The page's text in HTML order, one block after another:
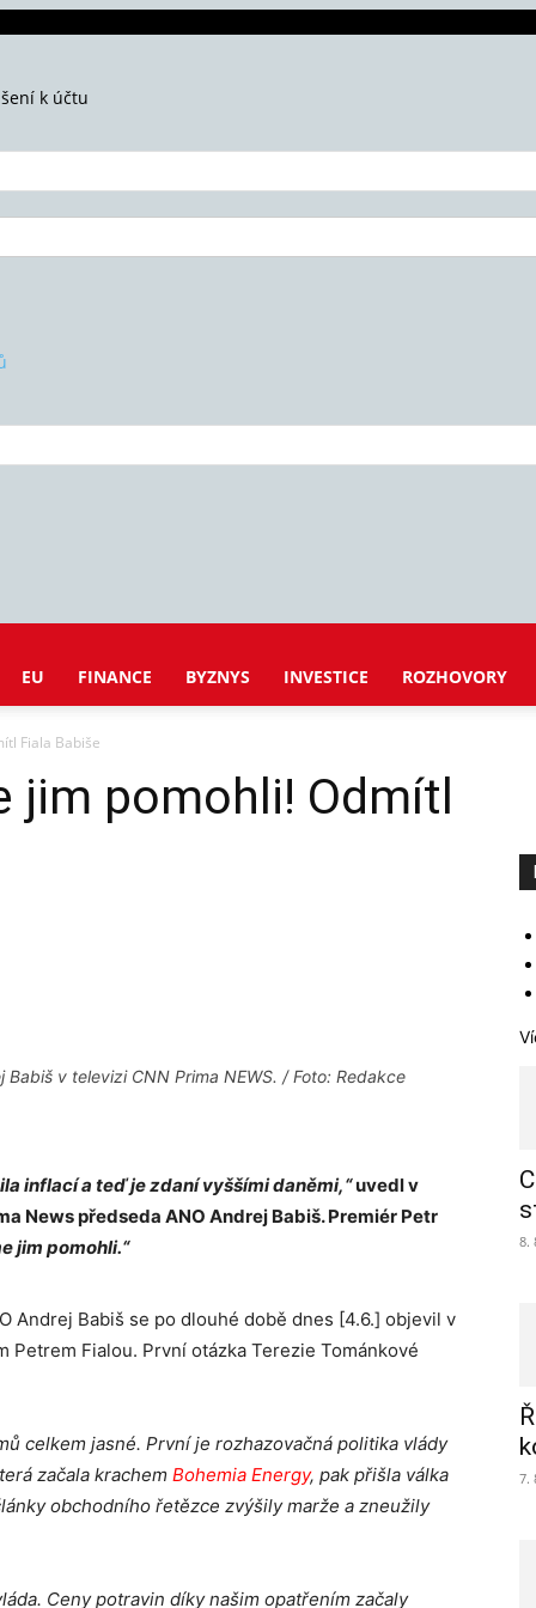
k účtu
EU FINANCE BYZNYS INVESTICE ROZHOVORY
Fiala Babiše
jim pomohli! Odmítl
v televizi CNN Prima NEWS. / Foto: Redakce
inflací a teď je zdaní vyššími daněmi,“uvedl v
News předseda ANO Andrej Babiš. Premiér Petr
jim pomohli.“
Andrej Babiš se po dlouhé době dnes [4.6.] objevil v
Fialou. První otázka Terezie Tománkové
celkem jasné. První je rozhazovačná politika vlády
začala krachem Bohemia Energy, pak přišla válka
obchodního řetězce zvýšily marže a zneužily
Ceny potravin díky našim opatřením začaly
8.
7.